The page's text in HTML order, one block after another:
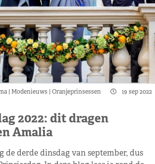
Modenieuws Oranjeprinsessen
19 sep 2022
2022: dit dragen
Amalia
de derde dinsdag van september, dus